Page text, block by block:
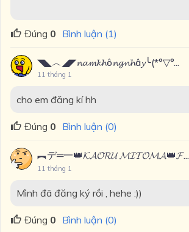
Đúng 0 Bình luận (1)
◥◣︿◢◤𝓷𝓪𝓶𝓴𝓱ô𝓷𝓰𝓷𝓱â𝔂╰(*°▽°...
11 tháng 1
cho em đăng kí hh
Đúng 0 Bình luận (0)
︻デ═一👑𝓚𝓐𝓞𝓡𝓤 𝓜𝓘𝓣𝓞𝓜𝓐👑𝓕...
11 tháng 1
Mình đã đăng ký rồi , hehe :))
Đúng 0 Bình luận (0)